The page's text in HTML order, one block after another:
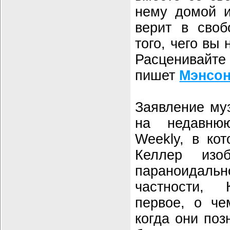
нему домой
верит в
того, чего вы
пишет
Заявление
на
Weekly, в
Келлер
первое, о
когда они